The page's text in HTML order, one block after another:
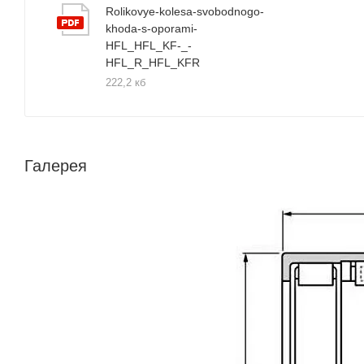
Rolikovye-kolesa-svobodnogo-
khoda-s-oporami-
HFL_HFL_KF-_-
HFL_R_HFL_KFR
222,2 кб
Галерея